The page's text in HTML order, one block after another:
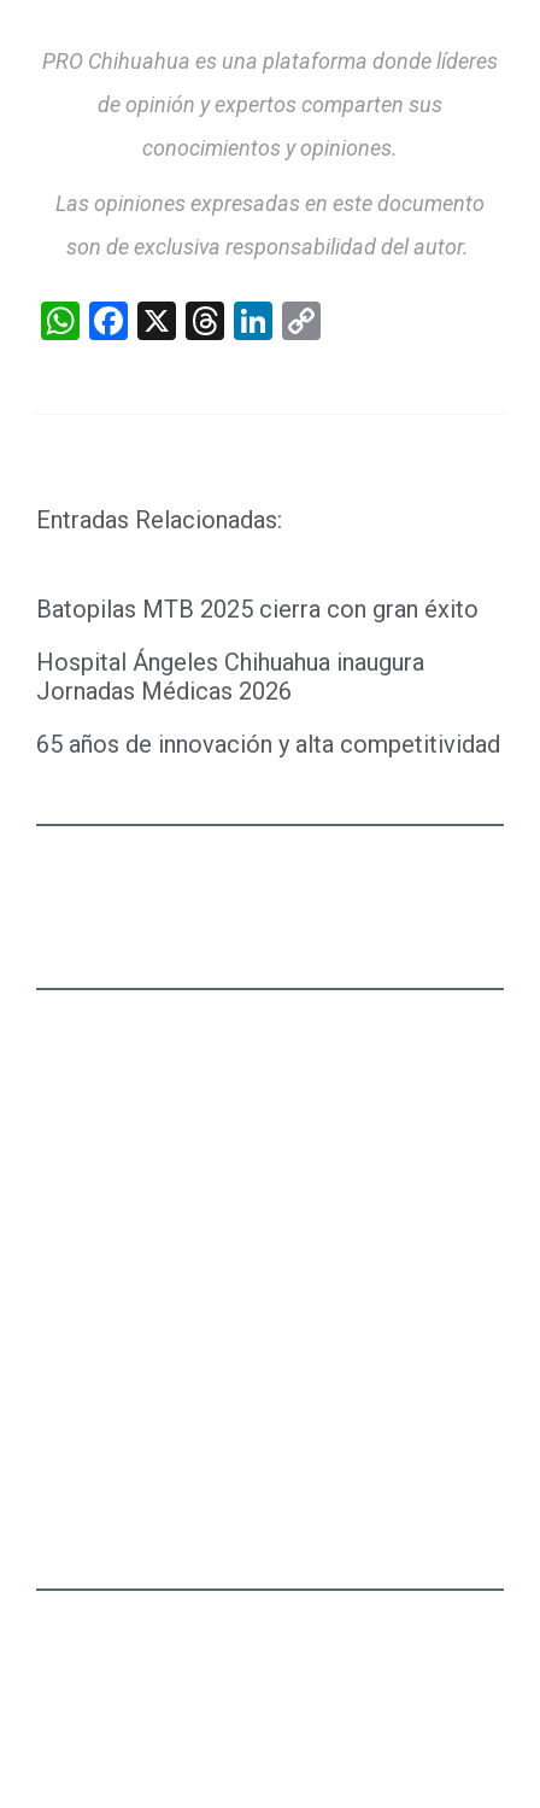
PRO Chihuahua es una plataforma donde líderes
de opinión y expertos comparten sus
conocimientos y opiniones.
Las opiniones expresadas en este documento
son de exclusiva responsabilidad del autor.
WhatsApp
Facebook
X Threads
LinkedIn
Entradas Relacionadas:
Batopilas MTB 2025 cierra con gran éxito
Hospital Ángeles Chihuahua inaugura
Jornadas Médicas 2026
65 años de innovación y alta competitividad